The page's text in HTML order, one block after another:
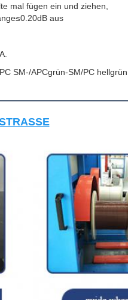
mal fügen ein und ziehen,
aus
SM-/APCgrün-SM/PC hellgrün